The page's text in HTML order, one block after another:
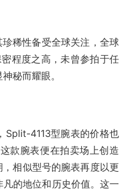
稀性备受全球关注，全球
程度之高，未曾参拍于任
秘而耀眼。
Split-4113型腕表的价格也
款腕表便在拍卖场上创造
相似型号的腕表再度以更
的地位和历史价值。这一